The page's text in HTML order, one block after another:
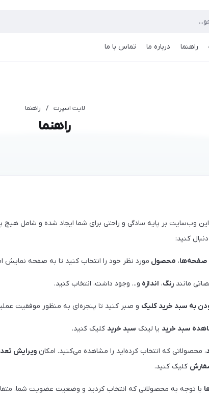
راهنما درباره ما تماس با ما
لایت اسپرت / راهنما
راهنما
وب‌سایت بر پایه سادگی و راحتی برای شما ایجاد شده و شامل هیچ
کنید:
صفحه‌ها، محصول مورد نظر خود را انتخاب کنید تا به صفحه نمایش
رنگ، اندازه و... وجود داشت، انتخاب کنید.
به سبد خرید کلیک و صبر کنید تا پنجره‌ای به منظور موفقیت
سبد خرید یا لینک سبد خرید کلیک کنید.
، محصولاتی که انتخاب کرده‌اید را مشاهده می‌کنید. امکان ویرایش
کلیک کنید.
با توجه به محصولاتی که انتخاب کردید و وضعیت عضویت شما،